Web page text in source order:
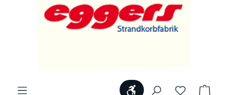
WerkzeugleisteDu hast 0